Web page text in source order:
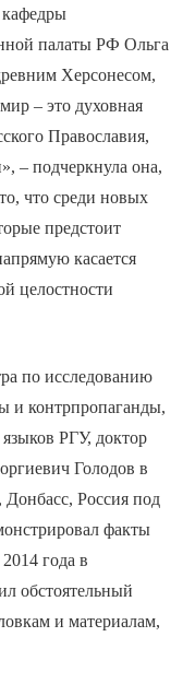
кафедры
палаты РФ Ольга
Херсонесом,
– это духовная
Православия,
– подчеркнула она,
что среди новых
предстоит
касается
целостности
по исследованию
и контрпропаганды,
РГУ, доктор
Голодов в
Россия под
факты
года в
обстоятельный
и материалам,